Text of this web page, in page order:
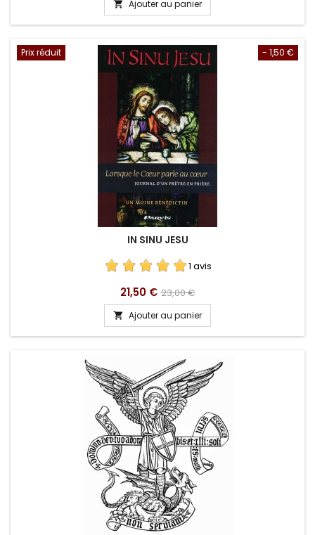
 Ajouter au panier
- 1,50 €
Prix réduit
IN SINU JESU
1 avis
Prix
21,50 € Prix
de
base
23,00 €
 Ajouter au panier